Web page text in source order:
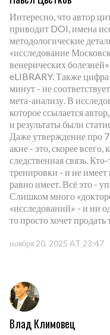
Интересно, что автор
приводит DOI, имена
методологические
«исследование
венерических
eLIBRARY. Также цифра
минут - не
мета-анализу. В
которое ссылается
и результаты были
Даже утверждение про
акне - это, скорее
следственная связь.
тренировки - и не
равно имеет. Всё это -
Слишком много
«исследований» - и ни
то просто хочет продать
ноября 20, 2025 AT 23:47
Влад Климовец